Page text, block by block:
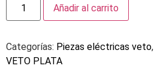
Añadir al carrito
Categorías: Piezas eléctricas veto,
VETO PLATA